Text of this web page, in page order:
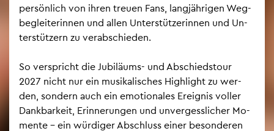
per­sön­lich von ihren treu­en Fans, lang­jäh­ri­gen Weg­
be­glei­te­rin­nen und allen Un­ter­stüt­ze­rin­nen und Un­
ter­stüt­zern zu ver­ab­schie­den.
So ver­spricht die Ju­bi­lä­ums- und Ab­schieds­tour
2027 nicht nur ein mu­si­ka­li­sches High­light zu wer­
den, son­dern auch ein emo­tio­na­les Er­eig­nis vol­ler
Dank­bar­keit, Er­in­ne­run­gen und un­ver­gess­li­cher Mo­
men­te – ein wür­di­ger Ab­schluss einer be­son­de­ren